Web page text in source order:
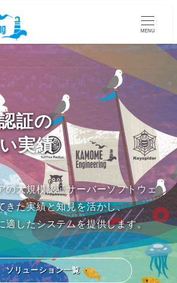
MENU
証の
実績
の大規模認証サーバーソフトウェ
きた実績と知見を活かし、
適したシステムを提供します。
ソリューション一覧